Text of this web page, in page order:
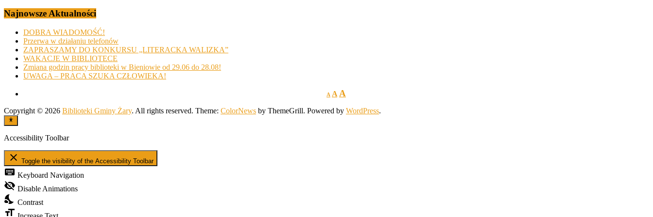
Najnowsze Aktualności
DOBRA WIADOMOŚĆ!
Przerwa w działaniu telefonów
ZAPRASZAMY DO KONKURSU „LITERACKA WALIZKA”
WAKACJE W BIBLIOTECE
Zmiana godzin pracy biblioteki w Bieniowie od 29.06 do 28.08!
UWAGA – PRACA SZUKA CZŁOWIEKA!
A A A
Copyright © 2026 Biblioteki Gminy Żary. All rights reserved. Theme: ColorNews by ThemeGrill. Powered by WordPress.
Accessibility Toolbar
close Toggle the visibility of the Accessibility Toolbar
keyboard Keyboard Navigation
visibility_off Disable Animations
nights_stay Contrast
format_size